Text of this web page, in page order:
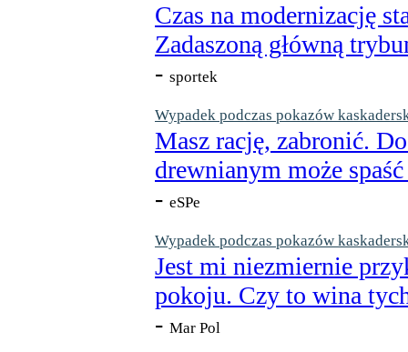
Czas na modernizację
Zadaszoną główną
- sportek
Wypadek podczas pokazów
Masz rację, zabronić.
drewnianym może
- eSPe
Wypadek podczas pokazów
Jest mi niezmiernie
pokoju. Czy to wina
- Mar Pol